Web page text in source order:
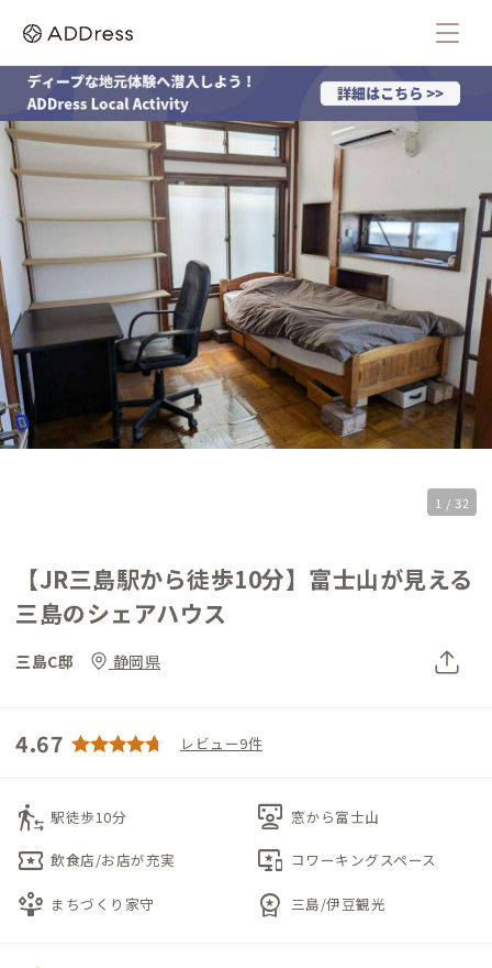
1 / 32
【JR三島駅から徒歩10分】富士山が見える
三島のシェアハウス
三島C邸 静岡県
4.67 レビュー9件
transfer_within_a_station 駅徒歩10分 interactive_space 窓から富士山
local_activity 飲食店/お店が充実 important_devices コワーキングスペース
person_play まちづくり家守 workspace_premium 三島/伊豆観光